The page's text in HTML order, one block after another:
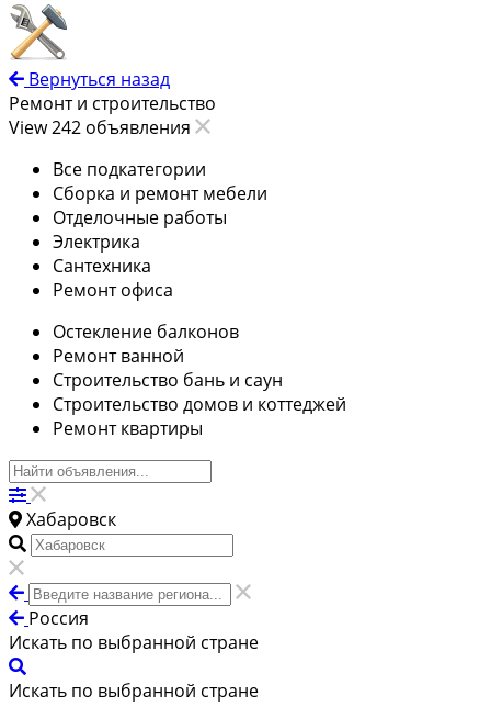
Вернуться назад
Ремонт и строительство
View 242 объявления
Все подкатегории
Сборка и ремонт мебели
Отделочные работы
Электрика
Сантехника
Ремонт офиса
Остекление балконов
Ремонт ванной
Строительство бань и саун
Строительство домов и коттеджей
Ремонт квартиры
Хабаровск
Россия
Искать по выбранной стране
Искать по выбранной стране